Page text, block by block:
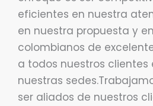
eficientes en nuestra
en nuestra propuesta y
colombianos de
a todos nuestros
nuestras
ser aliados de nuestros